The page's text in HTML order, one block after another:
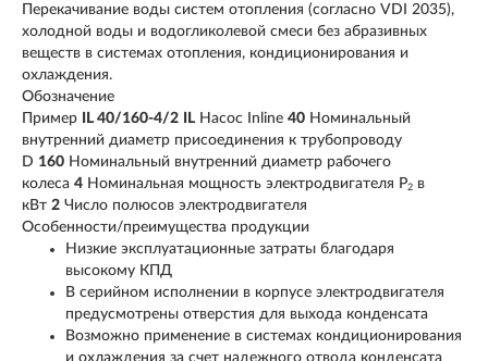
Перекачивание воды систем отопления (согласно VDI 2035),
холодной воды и водогликолевой смеси без абразивных
веществ в системах отопления, кондиционирования и
охлаждения.
Обозначение
Пример
IL 40/160-4/2 IL Насос Inline 40 Номинальный
внутренний диаметр присоединения к трубопроводу
D 160 Номинальный внутренний диаметр рабочего
колеса 4 Номинальная мощность электродвигателя P2 в
кВт 2 Число полюсов электродвигателя
Особенности/преимущества продукции
Низкие эксплуатационные затраты благодаря
высокому КПД
В серийном исполнении в корпусе электродвигателя
предусмотрены отверстия для выхода конденсата
Возможно применение в системах кондиционирования
и охлаждения за счет надежного отвода конденсата